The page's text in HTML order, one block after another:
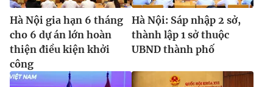
Hà Nội gia hạn 6 tháng
cho 6 dự án lớn hoàn
thiện điều kiện khởi
công
Hà Nội: Sáp nhập 2 sở,
thành lập 1 sở thuộc
UBND thành phố